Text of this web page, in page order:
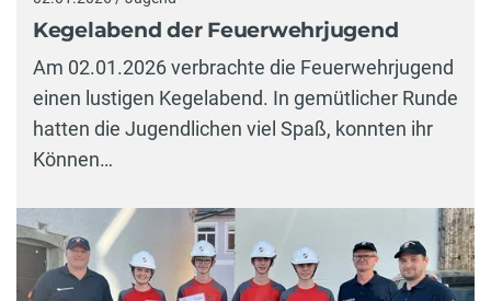
Kegelabend der Feuerwehrjugend
Am 02.01.2026 verbrachte die Feuerwehrjugend
einen lustigen Kegelabend. In gemütlicher Runde
hatten die Jugendlichen viel Spaß, konnten ihr
Können…